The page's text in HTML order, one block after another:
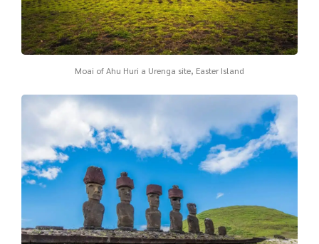
Moai of Ahu Huri a Urenga site, Easter Island